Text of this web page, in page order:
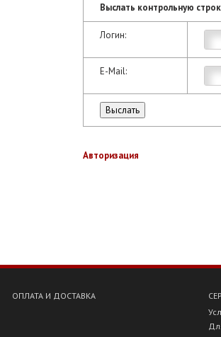
Выслать контрольную
Логин:
E-Mail:
Авторизация
ОПЛАТА И ДОСТАВКА